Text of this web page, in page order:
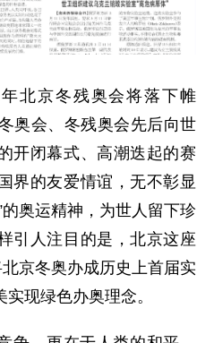
北京冬残奥会将落下帷
奥会、冬残奥会先后向世
开闭幕式、高潮迭起的赛
界的友爱情谊，无不彰显
奥运精神，为世人留下珍
引人注目的是，北京这座
京冬奥办成历史上首届实
现绿色办奥理念。